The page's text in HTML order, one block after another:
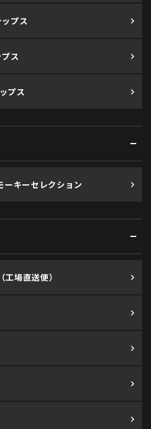
プス
ス
プス
キーセレクション
場直送便）